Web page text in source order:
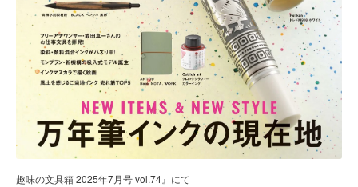
趣味の文具箱 2025年7月号 vol.74』にて